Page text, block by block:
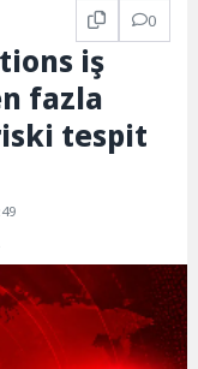
0
iş
fazla
tespit